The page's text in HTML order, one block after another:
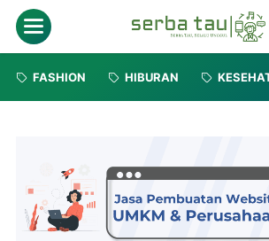
FASHION HIBURAN